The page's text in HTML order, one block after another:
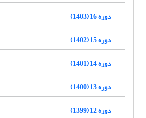
دوره 16 (1403)
دوره 15 (1402)
دوره 14 (1401)
دوره 13 (1400)
دوره 12 (1399)